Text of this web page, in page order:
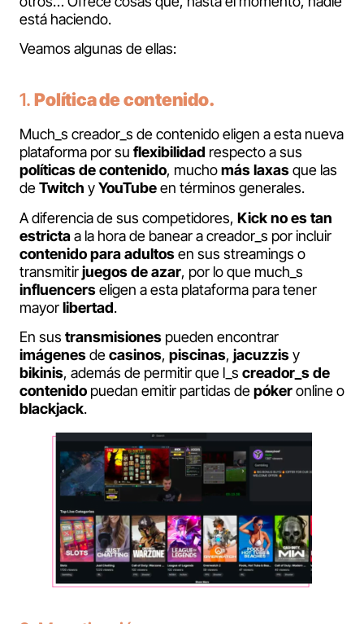
está haciendo.
Veamos algunas de ellas:
1.Política de contenido.
Much_s creador_s de contenido eligen a esta nueva
plataforma por su flexibilidad respecto a sus
políticas de contenido, muchomás laxasque las
deTwitch yYouTubeen términos generales.
A diferencia de sus competidores, Kickno es tan
estrictaa la hora de banear a creador_s por incluir
contenido para adultosen sus streamings o
transmitirjuegos de azar, por lo que much_s
influencerseligen a esta plataforma para tener
mayorlibertad.
En sus transmisiones pueden encontrar
imágenesdecasinos, piscinas, jacuzzisy
bikinis, además de permitir que l_s creador_s de
contenido puedan emitir partidas depókeronline o
blackjack.